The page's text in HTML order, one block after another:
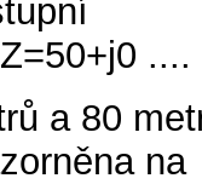
....
a 80
na